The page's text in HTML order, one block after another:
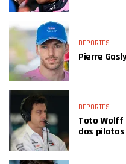
DEPORTES
Pierre
DEPORTES
Toto Wolff
dos